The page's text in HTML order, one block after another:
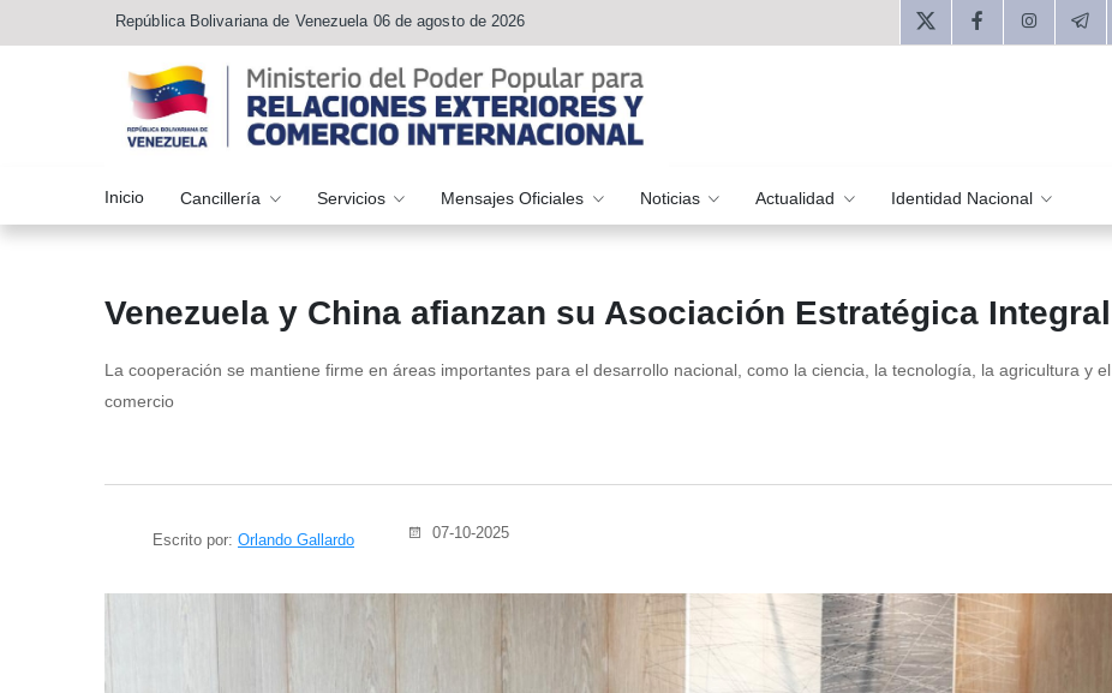
República Bolivariana de Venezuela 06 de agosto de 2026
Inicio Cancillería Servicios Mensajes Oficiales Noticias Actualidad Identidad Nacional
Venezuela y China afianzan su Asociación Estratégica Integral
La cooperación se mantiene firme en áreas importantes para el desarrollo nacional, como la ciencia, la tecnología, la agricultura y el
comercio
Escrito por: Orlando Gallardo 07-10-2025